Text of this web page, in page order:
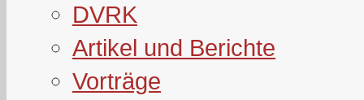
DVRK
Artikel und Berichte
Vorträge